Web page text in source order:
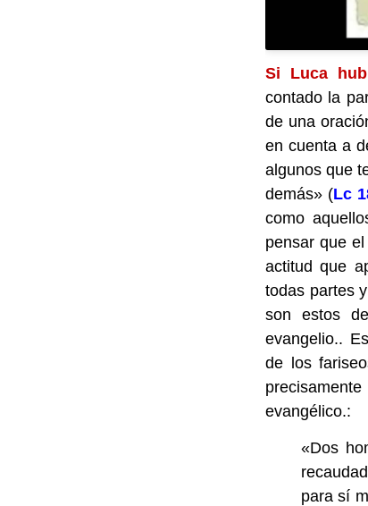
Si Luca
contado la
de una
en cuenta a
algunos que
demás» (Lc
como
pensar que
actitud que
todas partes
son estos
evangelio..
de los
evangélico.:
«Dos
para sí